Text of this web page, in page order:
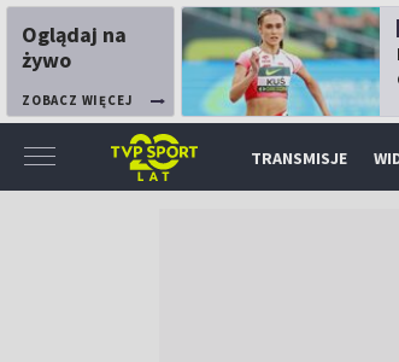
Oglądaj na
żywo
ZOBACZ WIĘCEJ
TRANSMISJE